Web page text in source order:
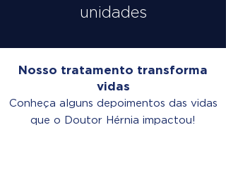
unidades
Nosso tratamento transforma
vidas
Conheça alguns depoimentos das vidas
que o Doutor Hérnia impactou!